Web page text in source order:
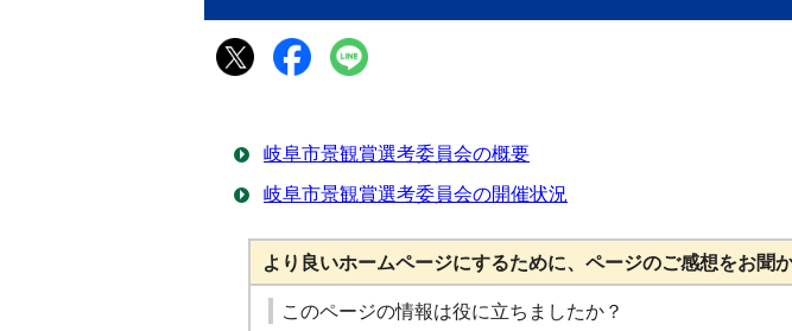
岐阜市景観賞選考委員会の概要
岐阜市景観賞選考委員会の開催状況
より良いホームページにするために、ページのご感想をお聞か
このページの情報は役に立ちましたか？